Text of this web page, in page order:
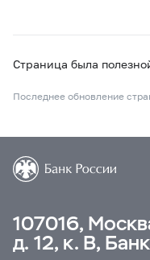
Страница была
Последнее обновление
107016,
д. 12, к. В,